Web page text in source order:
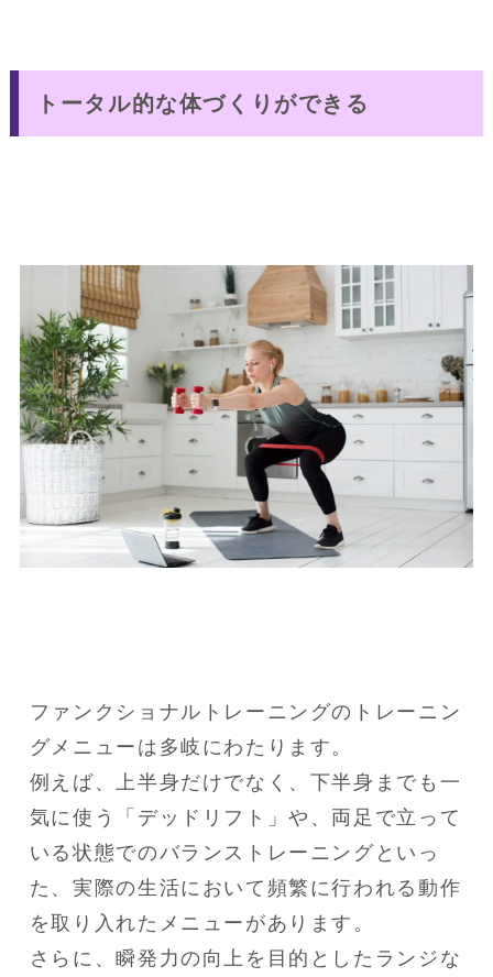
トータル的な体づくりができる
ファンクショナルトレーニングのトレーニン
グメニューは多岐にわたります。
例えば、上半身だけでなく、下半身までも一
気に使う「デッドリフト」や、両足で立って
いる状態でのバランストレーニングといっ
た、実際の生活において頻繁に行われる動作
を取り入れたメニューがあります。
さらに、瞬発力の向上を目的としたランジな